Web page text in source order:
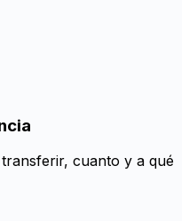
transferir, cuanto y a qué